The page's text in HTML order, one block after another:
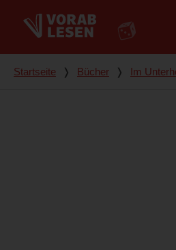
Du bist hier
Startseite ❭ Bücher ❭ Im